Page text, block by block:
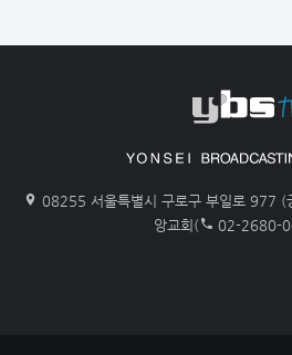
08255 서울특별시 구로구 부일로 977 (
앙교회(
02-2680-